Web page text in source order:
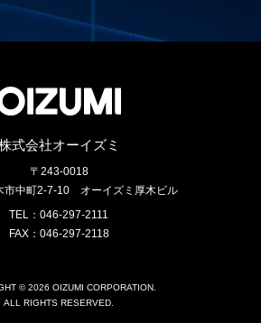
式会社オーイズミ
〒243-0018
市中町2-7-10 オーイズミ厚木ビル
TEL：046-297-2111
FAX：046-297-2118
© 2026 OIZUMI CORPORATION.
ALL RIGHTS RESERVED.